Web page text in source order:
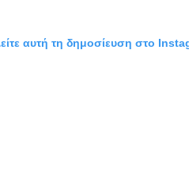
αυτή τη δημοσίευση στο